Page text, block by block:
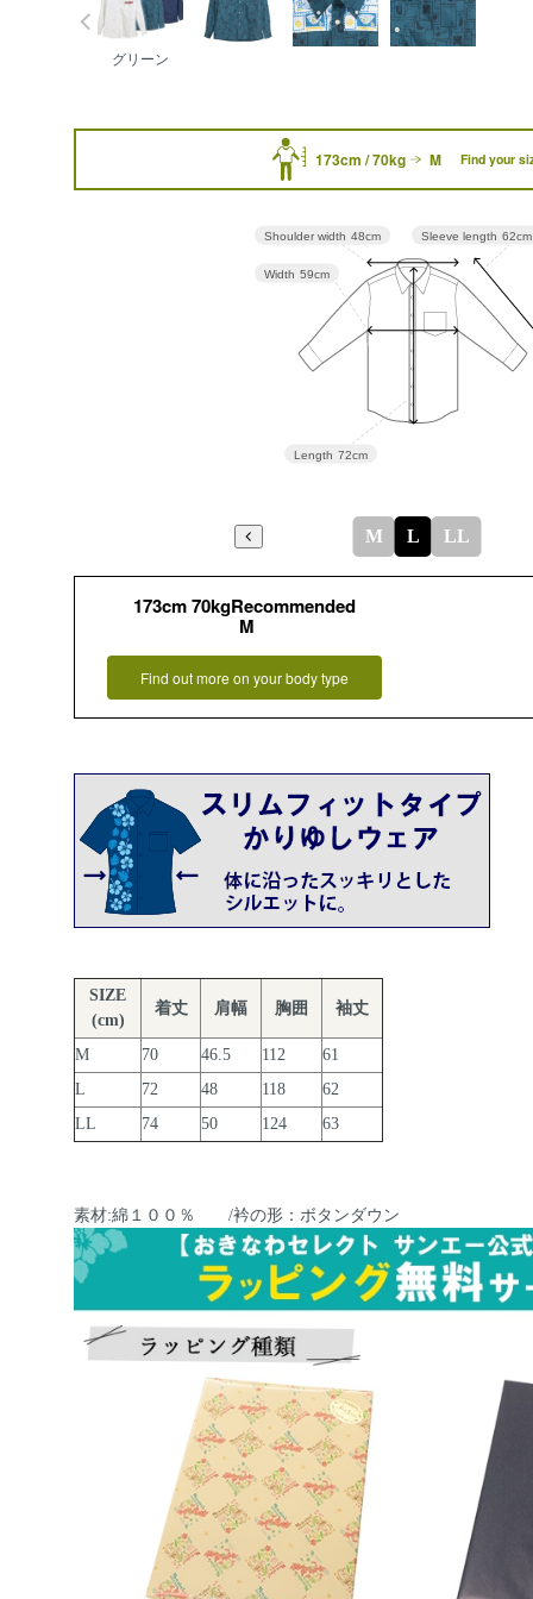
グリーン
173cm / 70kg M Find your
Sleeve length 62cm
Length 72cm
Width 59cm
Shoulder width 48cm
M L LL
173cm 70kgRecommended
M
Find out more on your body type
SIZE
(cm)
着丈 肩幅 胸囲 袖丈
M 70 46.5 112
61
L
72 48 118
62
LL
74 50 124 63
素材:綿１００％ /衿の形：ボタンダウン